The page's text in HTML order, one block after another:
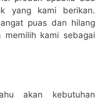
yang kami berikan.
puas dan hilang
memilih kami sebagai
akan kebutuhan